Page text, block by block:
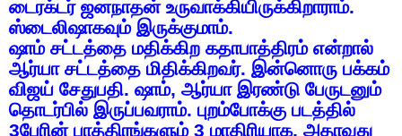
டைரக்டர் ஜனநாதன் உருவாக்கியிருக்கிறாராம்.
ஸ்டைலிஷாகவும் இருக்குமாம்.
ஷாம் சட்டத்தை மதிக்கிற கதாபாத்திரம் என்றால்
ஆர்யா சட்டத்தை மிதிக்கிறவர். இன்னொரு பக்கம்
விஜய் சேதுபதி. ஷாம், ஆர்யா இரண்டு பேருடனும்
தொடர்பில் இருப்பவராம். புறம்போக்கு படத்தில்
3பேரின் பாத்திரங்களும்3 மாதிரியாக, அதாவது